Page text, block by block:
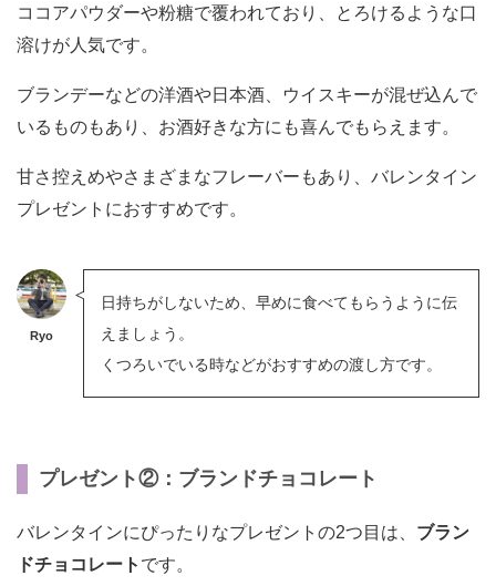
ココアパウダーや粉糖で覆われており、とろけるような口
溶けが人気です。
ブランデーなどの洋酒や日本酒、ウイスキーが混ぜ込んで
いるものもあり、お酒好きな方にも喜んでもらえます。
甘さ控えめやさまざまなフレーバーもあり、バレンタイン
プレゼントにおすすめです。
Ryo
日持ちがしないため、早めに食べてもらうように伝
えましょう。
くつろいでいる時などがおすすめの渡し方です。
プレゼント②：ブランドチョコレート
バレンタインにぴったりなプレゼントの2つ目は、 ブラン
ドチョコレート です。